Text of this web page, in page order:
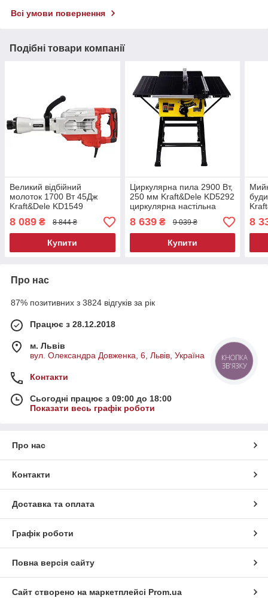
Всі умови повернення
Подібні товари компанії
Великий відбійний
молоток 1700 Вт 45Дж
Kraft&Dele KD1549
молотки
8 089 ₴ 8 844 ₴
Купити
Циркулярна пила 2900 Вт,
250 мм Kraft&Dele KD5292
циркулярна настільна
8 639₴ 9 039 ₴
Купити
8
Про нас
87% позитивних з 3824 відгуків за рік
Працює з 28.12.2018
м. Львів
вул. Олександра Довженка, 6, Львів, Україна
Контакти
Сьогодні працює з 09:00 до 18:00
Показати весь графік роботи
Про нас
Контакти
Доставка та оплата
Графік роботи
Повна версія сайту
Сайт створено на маркетплейсі Prom.ua
КНОПКА
ЗВ'ЯЗКУ